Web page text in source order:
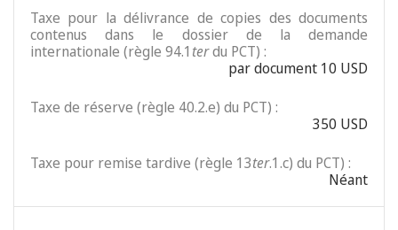
Taxe pour la délivrance de copies des documents
contenus dans le dossier de la demande
internationale (règle 94.1 terdu PCT) :
par document 10 USD
Taxe de réserve (règle 40.2.e) du PCT) :
350 USD
Taxe pour remise tardive (règle 13ter.1.c) du PCT) :
Néant